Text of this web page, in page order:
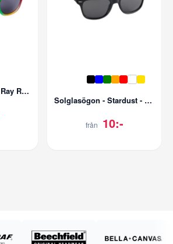
Solglasögon - Sun Ray Rainbow - UV400
Solglasögon - Stardust - UV400
från 10:-